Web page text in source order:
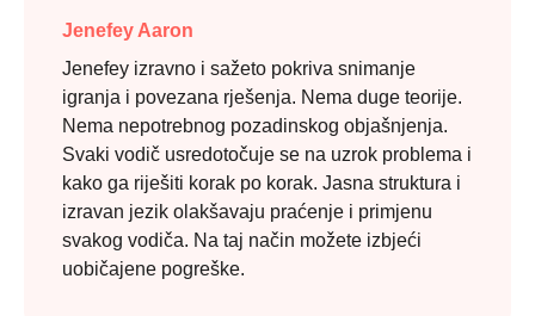
Jenefey Aaron
Jenefey izravno i sažeto pokriva snimanje
igranja i povezana rješenja. Nema duge teorije.
Nema nepotrebnog pozadinskog objašnjenja.
Svaki vodič usredotočuje se na uzrok problema i
kako ga riješiti korak po korak. Jasna struktura i
izravan jezik olakšavaju praćenje i primjenu
svakog vodiča. Na taj način možete izbjeći
uobičajene pogreške.